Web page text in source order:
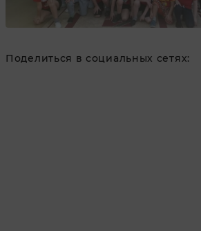
Поделиться в социальных сетях: